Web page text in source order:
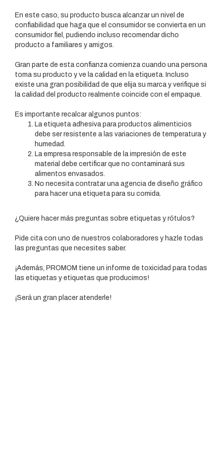
En este caso, su producto busca alcanzar un nivel de
confiabilidad que haga que el consumidor se convierta en un
consumidor fiel, pudiendo incluso recomendar dicho
producto a familiares y amigos.
Gran parte de esta confianza comienza cuando una persona
toma su producto y ve la calidad en la etiqueta. Incluso
existe una gran posibilidad de que elija su marca y verifique si
la calidad del producto realmente coincide con el empaque.
Es importante recalcar algunos puntos:
La etiqueta adhesiva para productos alimenticios
debe ser resistente a las variaciones de temperatura y
humedad.
La empresa responsable de la impresión de este
material debe certificar que no contaminará sus
alimentos envasados.
No necesita contratar una agencia de diseño gráfico
para hacer una etiqueta para su comida.
¿Quiere hacer más preguntas sobre etiquetas y rótulos?
Pide cita con uno de nuestros colaboradores y hazle todas
las preguntas que necesites saber.
¡Además, PROMOM tiene un informe de toxicidad para todas
las etiquetas y etiquetas que producimos!
¡Será un gran placer atenderle!